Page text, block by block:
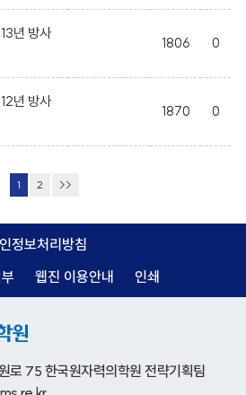
년 방사
1806 0
년 방사
1870 0
1 2 >>
정보처리방침
웹진 이용안내 인쇄
로 75 한국원자력의학원 전략기획팀